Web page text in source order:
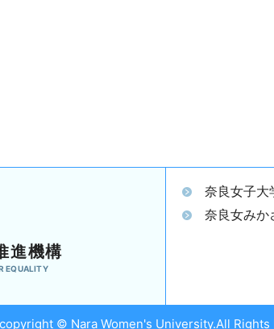
進機構
EQUALITY
奈良女子大
奈良女みか
copyright © Nara Women's University.All Rights